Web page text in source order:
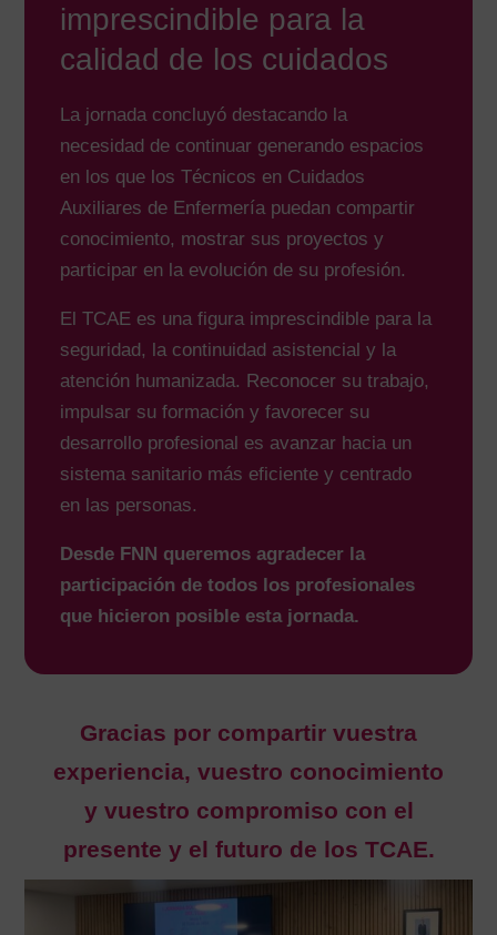
imprescindible para la
calidad de los cuidados
La jornada concluyó destacando la
necesidad de continuar generando espacios
en los que los Técnicos en Cuidados
Auxiliares de Enfermería puedan compartir
conocimiento, mostrar sus proyectos y
participar en la evolución de su profesión.
El TCAE es una figura imprescindible para la
seguridad, la continuidad asistencial y la
atención humanizada. Reconocer su trabajo,
impulsar su formación y favorecer su
desarrollo profesional es avanzar hacia un
sistema sanitario más eficiente y centrado
en las personas.
Desde FNN queremos agradecer la
participación de todos los profesionales
que hicieron posible esta jornada.
Gracias por compartir vuestra
experiencia, vuestro conocimiento
y vuestro compromiso con el
presente y el futuro de los TCAE.